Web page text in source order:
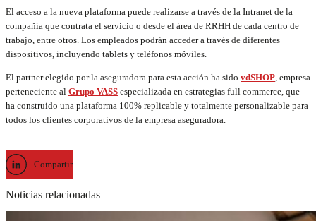
El acceso a la nueva plataforma puede realizarse a través de la Intranet de la
compañía que contrata el servicio o desde el área de RRHH de cada centro de
trabajo, entre otros. Los empleados podrán acceder a través de diferentes
dispositivos, incluyendo tablets y teléfonos móviles.
El partner elegido por la aseguradora para esta acción ha sido vdSHOP , empresa
perteneciente al Grupo VASS especializada en estrategias full commerce, que
ha construido una plataforma 100% replicable y totalmente personalizable para
todos los clientes corporativos de la empresa aseguradora.
Compartir
Noticias relacionadas